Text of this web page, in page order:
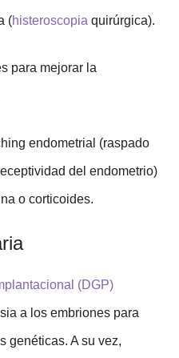
(histeroscopia quirúrgica).
para mejorar la
endometrial (raspado
del endometrio)
o corticoides.
(DGP)
a los embriones para
genéticas. A su vez,